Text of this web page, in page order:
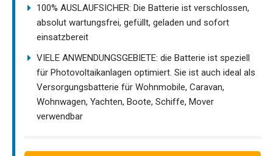
100% AUSLAUFSICHER: Die Batterie ist verschlossen,
absolut wartungsfrei, gefüllt, geladen und sofort
einsatzbereit
VIELE ANWENDUNGSGEBIETE: die Batterie ist speziell
für Photovoltaikanlagen optimiert. Sie ist auch ideal als
Versorgungsbatterie für Wohnmobile, Caravan,
Wohnwagen, Yachten, Boote, Schiffe, Mover
verwendbar